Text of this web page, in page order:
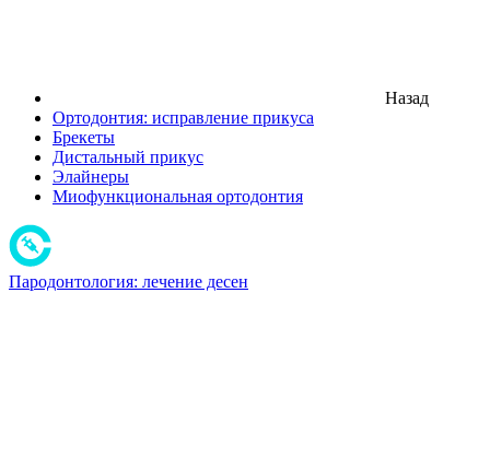
Назад
Ортодонтия: исправление прикуса
Брекеты
Дистальный прикус
Элайнеры
Миофункциональная ортодонтия
Пародонтология: лечение десен